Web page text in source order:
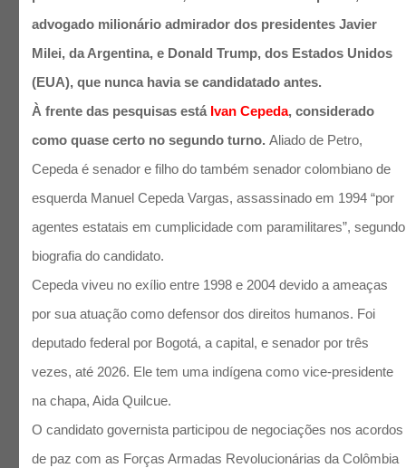
advogado milionário admirador dos presidentes Javier
Milei, da Argentina, e Donald Trump, dos Estados Unidos
(EUA), que nunca havia se candidatado antes.
À frente das pesquisas está Ivan Cepeda, considerado
como quase certo no segundo turno.Aliado de Petro,
Cepeda é senador e filho do também senador colombiano de
esquerda Manuel Cepeda Vargas, assassinado em 1994 “por
agentes estatais em cumplicidade com paramilitares”, segundo
biografia do candidato.
Cepeda viveu no exílio entre 1998 e 2004 devido a ameaças
por sua atuação como defensor dos direitos humanos. Foi
deputado federal por Bogotá, a capital, e senador por três
vezes, até 2026. Ele tem uma indígena como vice-presidente
na chapa, Aida Quilcue.
O candidato governista participou de negociações nos acordos
de paz com as Forças Armadas Revolucionárias da Colômbia